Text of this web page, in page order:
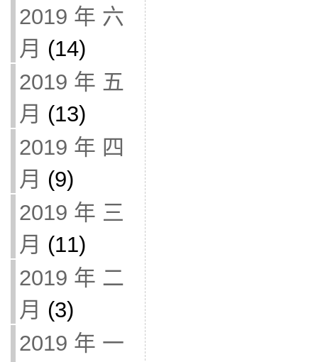
2019 年 六
月 (14)
2019 年 五
月 (13)
2019 年 四
月 (9)
2019 年 三
月 (11)
2019 年 二
月 (3)
2019 年 一